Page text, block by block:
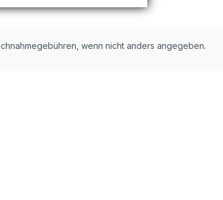
wenn nicht anders angegeben.